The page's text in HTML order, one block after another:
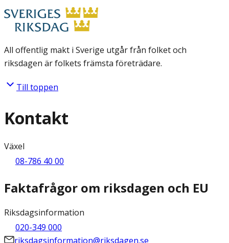
All offentlig makt i Sverige utgår från folket och
riksdagen är folkets främsta företrädare.
Till toppen
Kontakt
Växel
08-786 40 00
Faktafrågor om riksdagen och EU
Riksdagsinformation
020-349 000
riksdagsinformation@riksdagen.se